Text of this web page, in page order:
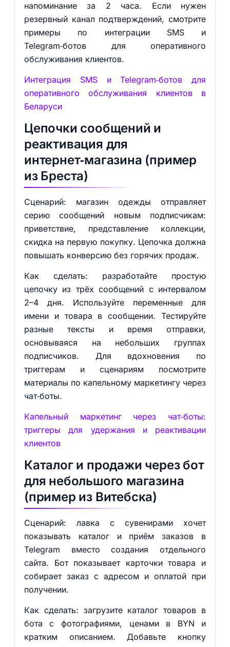
напоминание за 2 часа. Если нужен
резервный канал подтверждений, смотрите
примеры по интеграции SMS и
Telegram‑ботов для оперативного
обслуживания клиентов.
Интеграция SMS и Telegram‑ботов для
оперативного обслуживания клиентов в
Беларуси
Цепочки сообщений и
реактивация для
интернет‑магазина (пример
из Бреста)
Сценарий: магазин одежды отправляет
серию сообщений новым подписчикам:
приветствие, представление коллекции,
скидка на первую покупку. Цепочка должна
повышать конверсию без горячих продаж.
Как сделать: разработайте простую
цепочку из трёх сообщений с интервалом
2–4 дня. Используйте переменные для
имени и товара в сообщении. Тестируйте
разные тексты и время отправки,
основываяся на небольших группах
подписчиков. Для вдохновения по
триггерам и сценариям посмотрите
материалы по капельному маркетингу через
чат‑боты.
Капельный маркетинг через чат‑боты:
триггеры для удержания и реактивации
клиентов
Каталог и продажи через бот
для небольшого магазина
(пример из Витебска)
Сценарий: лавка с сувенирами хочет
показывать каталог и приём заказов в
Telegram вместо создания отдельного
сайта. Бот показывает карточки товара и
собирает заказ с адресом и оплатой при
получении.
Как сделать: загрузите каталог товаров в
бота с фотографиями, ценами в BYN и
кратким описанием. Добавьте кнопку